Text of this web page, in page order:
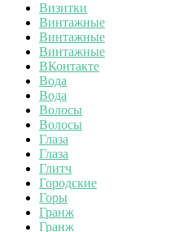
Визитки
Винтажные
Винтажные
Винтажные
ВКонтакте
Вода
Вода
Волосы
Волосы
Глаза
Глаза
Глитч
Городские
Горы
Гранж
Гранж